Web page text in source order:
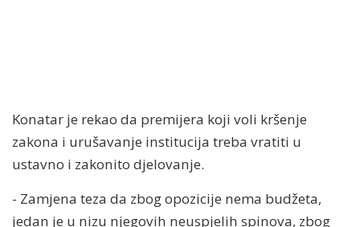
Konatar je rekao da premijera koji voli kršenje
zakona i urušavanje institucija treba vratiti u
ustavno i zakonito djelovanje.
- Zamjena teza da zbog opozicije nema budžeta,
jedan je u nizu njegovih neuspjelih spinova, zbog